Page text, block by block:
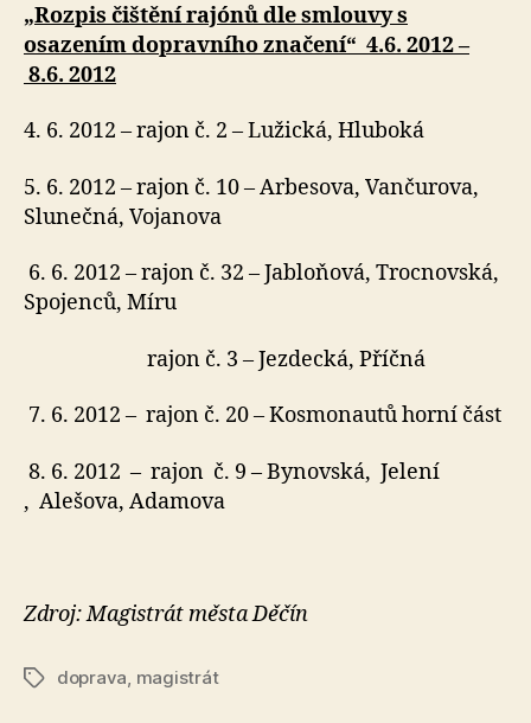
„Rozpis čištění rajónů dle smlouvy s
osazením dopravního značení“ 4.6. 2012 –
8.6. 2012
4. 6. 2012 – rajon č. 2 – Lužická, Hluboká
5. 6. 2012 – rajon č. 10 – Arbesova, Vančurova,
Slunečná, Vojanova
6. 6. 2012 – rajon č. 32 – Jabloňová, Trocnovská,
Spojenců, Míru
rajon č. 3 – Jezdecká, Příčná
7. 6. 2012 – rajon č. 20 – Kosmonautů horní část
8. 6. 2012 – rajon č. 9 – Bynovská, Jelení
, Alešova, Adamova
Zdroj: Magistrát města Děčín
Štítkydoprava magistrát